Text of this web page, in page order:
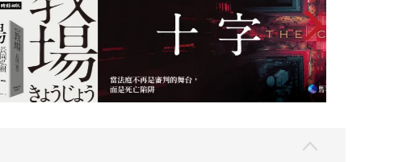
球隊的使命來到世上。他擁有過人天資和球技，加上父
福，還是詛咒？對周圍一干平凡的人們又會產生何等影
，並融入莎士比亞四大悲劇之一《馬克白》的經典梗
想法：「我想寫一個天才的一生。雖然這本書會與我至
著一種能夠「隨心所欲地寫出一個自己想讀的故事」的